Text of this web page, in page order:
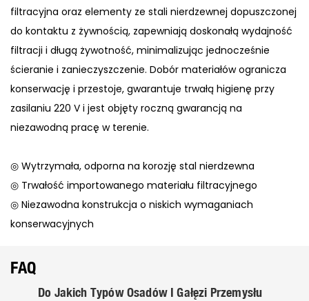
filtracyjna oraz elementy ze stali nierdzewnej dopuszczonej
do kontaktu z żywnością, zapewniają doskonałą wydajność
filtracji i długą żywotność, minimalizując jednocześnie
ścieranie i zanieczyszczenie. Dobór materiałów ogranicza
konserwację i przestoje, gwarantuje trwałą higienę przy
zasilaniu 220 V i jest objęty roczną gwarancją na
niezawodną pracę w terenie.
◎ Wytrzymała, odporna na korozję stal nierdzewna
◎ Trwałość importowanego materiału filtracyjnego
◎ Niezawodna konstrukcja o niskich wymaganiach
konserwacyjnych
FAQ
Do Jakich Typów Osadów I Gałęzi Przemysłu